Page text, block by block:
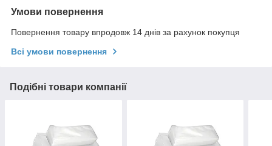
Умови повернення
Повернення товару впродовж 14 днів за рахунок покупця
Всі умови повернення
Подібні товари компанії